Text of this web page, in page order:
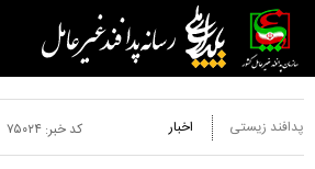
پدافند زیستی اخبار کد خبر: ۷۵۰۲۴